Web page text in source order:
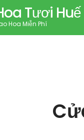
Tươi Huế
Hoa Miễn Phí